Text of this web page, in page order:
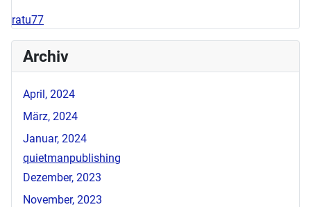
ratu77
Archiv
April, 2024
März, 2024
Januar, 2024
quietmanpublishing
Dezember, 2023
November, 2023